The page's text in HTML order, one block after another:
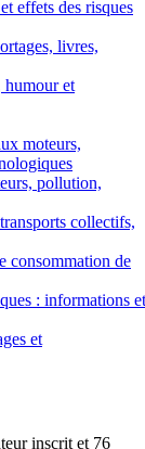
effets des risques
livres,
humour et
moteurs,
pollution,
collectifs,
consommation de
: informations et
et
inscrit et 76